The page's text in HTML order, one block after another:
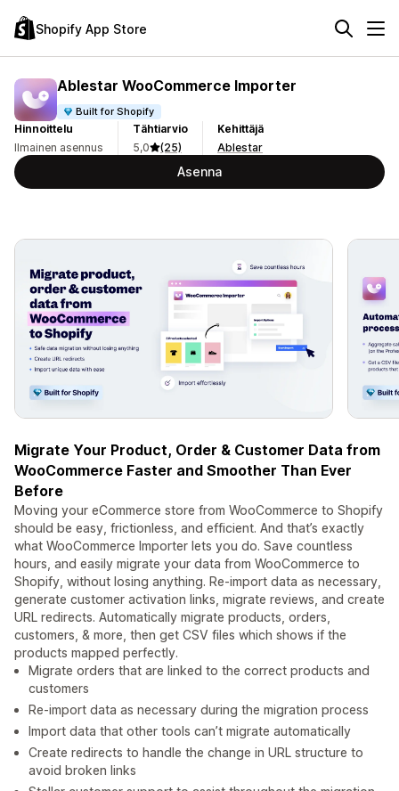
Shopify App Store
Ablestar WooCommerce Importer
Built for Shopify
Hinnoittelu
Ilmainen asennus
Tähtiarvio
5,0
(25)
Kehittäjä
Ablestar
Asenna
Migrate Your Product, Order & Customer Data from
WooCommerce Faster and Smoother Than Ever
Before
Moving your eCommerce store from WooCommerce to Shopify
should be easy, frictionless, and efficient. And that’s exactly
what WooCommerce Importer lets you do. Save countless
hours, and easily migrate your data from WooCommerce to
Shopify, without losing anything. Re-import data as necessary,
generate customer activation links, migrate reviews, and create
URL redirects. Automatically migrate products, orders,
customers, & more, then get CSV files which shows if the
products mapped perfectly.
Migrate orders that are linked to the correct products and
customers
Re-import data as necessary during the migration process
Import data that other tools can’t migrate automatically
Create redirects to handle the change in URL structure to
avoid broken links